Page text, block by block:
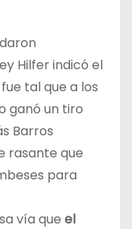
Hilfer indicó el
tal que a los
ganó un tiro
Barros
rasante que
para
vía que el